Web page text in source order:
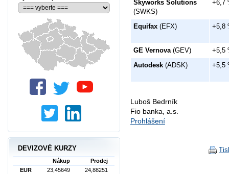
Skyworks Solutions
(SWKS)
+6,7
Equifax (EFX) +5,8
GE Vernova(GEV)
+5,5
Autodesk (ADSK) +5,5
Luboš Bedrník
Fio banka, a.s.
Prohlášení
DEVIZOVÉ KURZY
Nákup
Prodej
EUR
23,45649
24,88251